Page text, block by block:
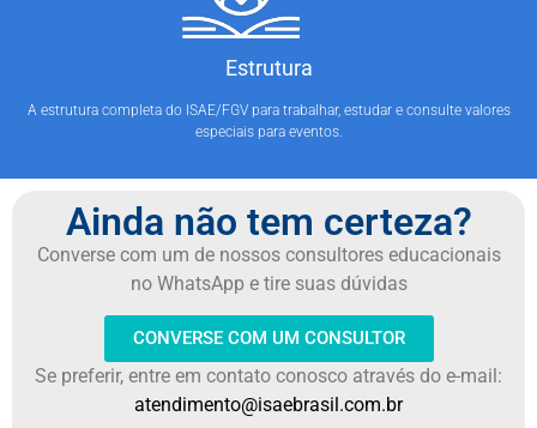
Estrutura
A estrutura completa do ISAE/FGV para trabalhar, estudar e consulte valores
especiais para eventos.
Ainda não tem certeza?
Converse com um de nossos consultores educacionais
no WhatsApp e tire suas dúvidas
CONVERSE COM UM CONSULTOR
Se preferir, entre em contato conosco através do e-mail:
atendimento@isaebrasil.com.br